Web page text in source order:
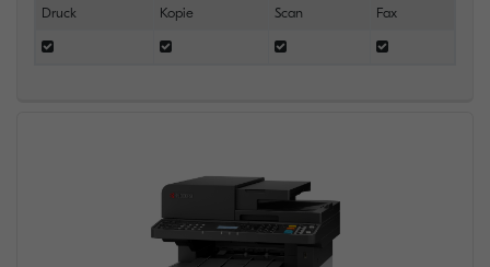
Druck Kopie Scan Fax